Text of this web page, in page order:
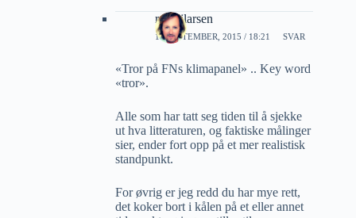
roaldjlarsen
17 SEPTEMBER, 2015 / 18:21 SVAR
«Tror på FNs klimapanel» .. Key word
«tror».
Alle som har tatt seg tiden til å sjekke
ut hva litteraturen, og faktiske målinger
sier, ender fort opp på et mer realistisk
standpunkt.
For øvrig er jeg redd du har mye rett,
det koker bort i kålen på et eller annet